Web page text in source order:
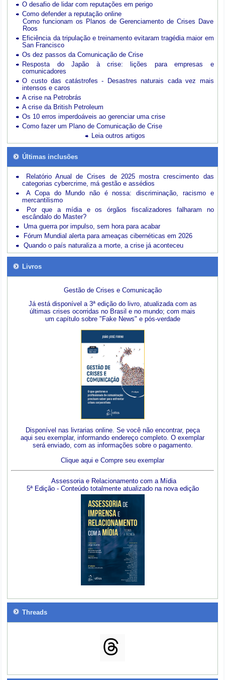
O desafio de lidar com reputações em perigo
Como defender a reputação online
Como funcionam os Planos de Gerenciamento de Crises Dave
Roos
Eficiência da tripulação e treinamento evitaram tragédia maior em
San Francisco
Os dez passos da Comunicação de Crise
Resposta do Japão à crise: lições para empresas e
comunicadores
O custo das catástrofes -
Desastres naturais cada vez mais
intensos e caros
A crise na Petrobrás
A crise da British Petroleum
Os 10 erros imperdoáveis ao gerenciar uma crise
Como fazer um Plano de Comunicação de Crise
Leia outros artigos
Últimas inclusões
Relatório Anual de Crises de 2025 mostra crescimento das
categorias cybercrime, má gestão e assédios
A Copa do Mundo não é nossa: discriminação, racismo e
mercantilismo
Por que a mídia e os órgãos fiscalizadores falharam no
escândalo do Master?
Uma guerra por impulso, sem hora para acabar
Fórum Mundial alerta para ameaças cibernéticas em 2026
Quando o país naturaliza a morte, a crise já aconteceu
Livros
Gestão de Crises e Comunicação
Já está disponível a 3ª edição do livro, atualizada com as
últimas crises ocorridas no Brasil e no mundo; com mais
um capítulo sobre "Fake News" e pós-verdade
Disponível nas livrarias online. Se você não encontrar, peça
aqui seu exemplar, informando endereço completo. O exemplar
será enviado, com as informações sobre o pagamento.
Clique aqui e Compre seu exemplar
Assessoria e Relacionamento com a Mídia
5ª Edição - Conteúdo totalmente atualizado na nova edição
Threads